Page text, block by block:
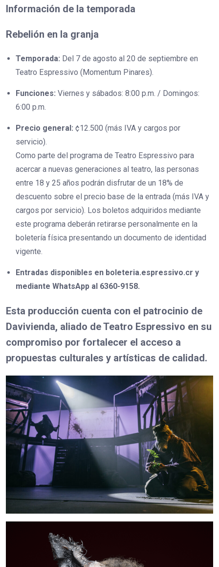
Información de la temporada
Rebelión en la granja
Temporada: Del 7 de agosto al 20 de septiembre en
Teatro Espressivo (Momentum Pinares).
Funciones: Viernes y sábados: 8:00 p.m. / Domingos:
6:00 p.m.
Precio general: ¢12.500 (más IVA y cargos por
servicio).
Como parte del programa de Teatro Espressivo para
acercar a nuevas generaciones al teatro, las personas
entre 18 y 25 años podrán disfrutar de un 18% de
descuento sobre el precio base de la entrada (más IVA y
cargos por servicio). Los boletos adquiridos mediante
este programa deberán retirarse personalmente en la
boletería física presentando un documento de identidad
vigente.
Entradas disponibles en boleteria.espressivo.cr y
mediante WhatsApp al 6360-9158.
Esta producción cuenta con el patrocinio de
Davivienda, aliado de Teatro Espressivo en su
compromiso por fortalecer el acceso a
propuestas culturales y artísticas de calidad.